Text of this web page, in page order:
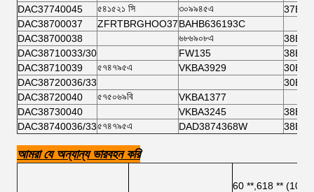
DAC37740045 ৫৪১৫২১ সি ৩০৯৯৪৫এ
DAC38700037
ZFRTBRGHOO37BAHB636193C
DAC38700038
৬৮৬৯০৮এ
DAC38710033/30
FW135
DAC38710039
৫৭৪৭৯৫এ VKBA3929
DAC38720036/33
DAC38720040
৫৭৫০৬৯বি
VKBA1377
DAC38730040
VKBA3245
DAC38740036/33৫৭৪৭৯৫এ DAD3874368W
আমরা যে অন্যান্য ভারবহন করি
60 **,618 **